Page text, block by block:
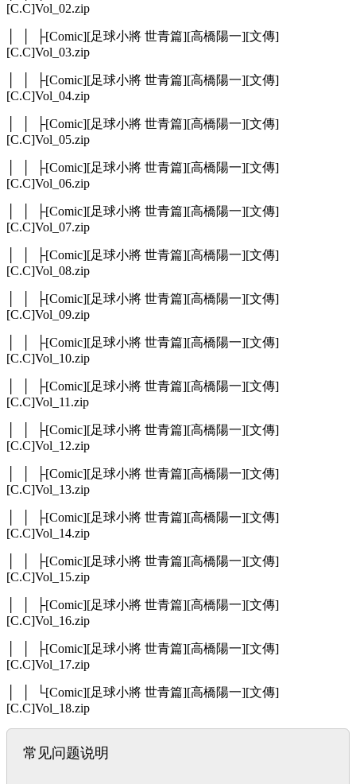
[C.C]Vol_02.zip
│ │ ├[Comic][足球小將 世青篇][高橋陽一][文傳]
[C.C]Vol_03.zip
│ │ ├[Comic][足球小將 世青篇][高橋陽一][文傳]
[C.C]Vol_04.zip
│ │ ├[Comic][足球小將 世青篇][高橋陽一][文傳]
[C.C]Vol_05.zip
│ │ ├[Comic][足球小將 世青篇][高橋陽一][文傳]
[C.C]Vol_06.zip
│ │ ├[Comic][足球小將 世青篇][高橋陽一][文傳]
[C.C]Vol_07.zip
│ │ ├[Comic][足球小將 世青篇][高橋陽一][文傳]
[C.C]Vol_08.zip
│ │ ├[Comic][足球小將 世青篇][高橋陽一][文傳]
[C.C]Vol_09.zip
│ │ ├[Comic][足球小將 世青篇][高橋陽一][文傳]
[C.C]Vol_10.zip
│ │ ├[Comic][足球小將 世青篇][高橋陽一][文傳]
[C.C]Vol_11.zip
│ │ ├[Comic][足球小將 世青篇][高橋陽一][文傳]
[C.C]Vol_12.zip
│ │ ├[Comic][足球小將 世青篇][高橋陽一][文傳]
[C.C]Vol_13.zip
│ │ ├[Comic][足球小將 世青篇][高橋陽一][文傳]
[C.C]Vol_14.zip
│ │ ├[Comic][足球小將 世青篇][高橋陽一][文傳]
[C.C]Vol_15.zip
│ │ ├[Comic][足球小將 世青篇][高橋陽一][文傳]
[C.C]Vol_16.zip
│ │ ├[Comic][足球小將 世青篇][高橋陽一][文傳]
[C.C]Vol_17.zip
│ │ └[Comic][足球小將 世青篇][高橋陽一][文傳]
[C.C]Vol_18.zip
常见问题说明